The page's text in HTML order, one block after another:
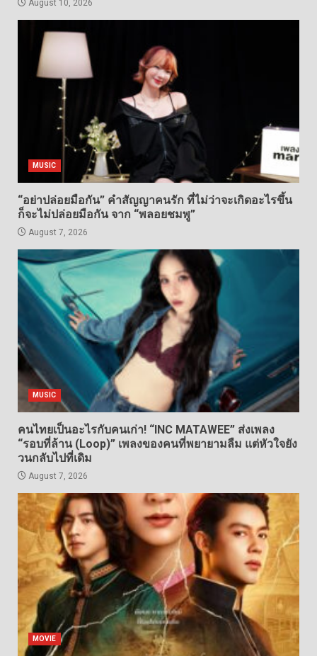
August 10, 2026
MUSIC
“อย่าปล่อยมือกัน” คำสัญญาคนรัก ที่ไม่ว่าจะเกิดอะไรขึ้น
ก็จะไม่ปล่อยมือกัน จาก “พลอยชมพู”
August 7, 2026
MUSIC
คนไทยเป็นอะไรกับคนเก่า! “INC MATAWEE” ส่งเพลง
“รอบที่ล้าน (Loop)” เพลงของคนที่พยายามลืม แต่หัวใจยัง
วนกลับไปที่เดิม
August 7, 2026
MOVIE